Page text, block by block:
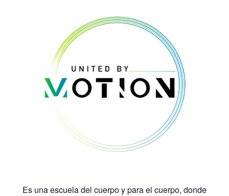
Es una escuela del cuerpo y para el cuerpo, donde